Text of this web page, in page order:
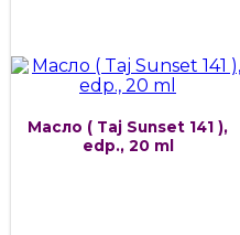
Масло ( Taj Sunset 141 ),
edp., 20 ml